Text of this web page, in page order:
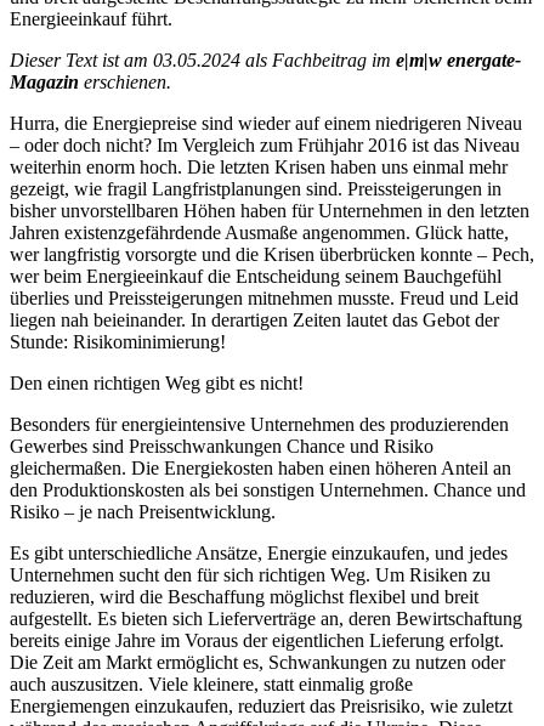
Energieeinkauf führt.
Dieser Text ist am 03.05.2024 als Fachbeitrag im e|m|w energate-
Magazin erschienen.
Hurra, die Energiepreise sind wieder auf einem niedrigeren Niveau
– oder doch nicht? Im Vergleich zum Frühjahr 2016 ist das Niveau
weiterhin enorm hoch. Die letzten Krisen haben uns einmal mehr
gezeigt, wie fragil Langfristplanungen sind. Preissteigerungen in
bisher unvorstellbaren Höhen haben für Unternehmen in den letzten
Jahren existenzgefährdende Ausmaße angenommen. Glück hatte,
wer langfristig vorsorgte und die Krisen überbrücken konnte – Pech,
wer beim Energieeinkauf die Entscheidung seinem Bauchgefühl
überlies und Preissteigerungen mitnehmen musste. Freud und Leid
liegen nah beieinander. In derartigen Zeiten lautet das Gebot der
Stunde: Risikominimierung!
Den einen richtigen Weg gibt es nicht!
Besonders für energieintensive Unternehmen des produzierenden
Gewerbes sind Preisschwankungen Chance und Risiko
gleichermaßen. Die Energiekosten haben einen höheren Anteil an
den Produktionskosten als bei sonstigen Unternehmen. Chance und
Risiko – je nach Preisentwicklung.
Es gibt unterschiedliche Ansätze, Energie einzukaufen, und jedes
Unternehmen sucht den für sich richtigen Weg. Um Risiken zu
reduzieren, wird die Beschaffung möglichst flexibel und breit
aufgestellt. Es bieten sich Lieferverträge an, deren Bewirtschaftung
bereits einige Jahre im Voraus der eigentlichen Lieferung erfolgt.
Die Zeit am Markt ermöglicht es, Schwankungen zu nutzen oder
auch auszusitzen. Viele kleinere, statt einmalig große
Energiemengen einzukaufen, reduziert das Preisrisiko, wie zuletzt